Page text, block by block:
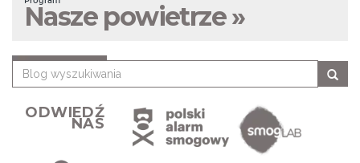
Nasze powietrze »
ODWIEDŹ
NAS